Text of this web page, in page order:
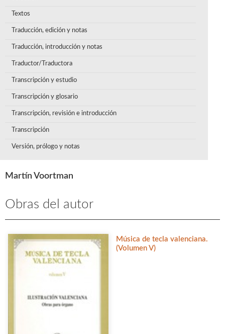
Textos
Traducción, edición y notas
Traducción, introducción y notas
Traductor/Traductora
Transcripción y estudio
Transcripción y glosario
Transcripción, revisión e introducción
Transcripción
Versión, prólogo y notas
Martín Voortman
Obras del autor
Música de tecla valenciana.
(Volumen V)